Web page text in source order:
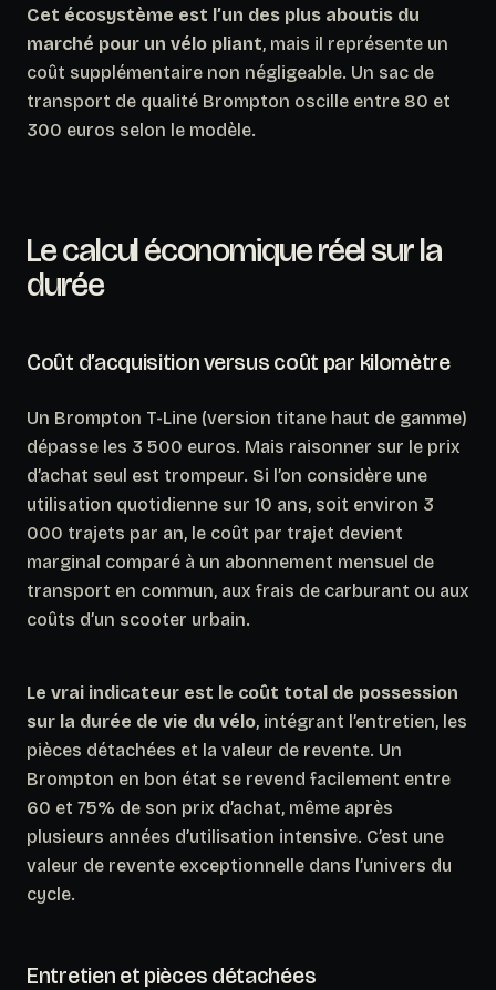
Cet écosystème est l’un des plus aboutis du
marché pour un vélo pliant, mais il représente un
coût supplémentaire non négligeable. Un sac de
transport de qualité Brompton oscille entre 80 et
300 euros selon le modèle.
Le calcul économique réel sur la
durée
Coût d’acquisition versus coût par kilomètre
Un Brompton T-Line (version titane haut de gamme)
dépasse les 3 500 euros. Mais raisonner sur le prix
d’achat seul est trompeur. Si l’on considère une
utilisation quotidienne sur 10 ans, soit environ 3
000 trajets par an, le coût par trajet devient
marginal comparé à un abonnement mensuel de
transport en commun, aux frais de carburant ou aux
coûts d’un scooter urbain.
Le vrai indicateur est le coût total de possession
sur la durée de vie du vélo, intégrant l’entretien, les
pièces détachées et la valeur de revente. Un
Brompton en bon état se revend facilement entre
60 et 75% de son prix d’achat, même après
plusieurs années d’utilisation intensive. C’est une
valeur de revente exceptionnelle dans l’univers du
cycle.
Entretien et pièces détachées